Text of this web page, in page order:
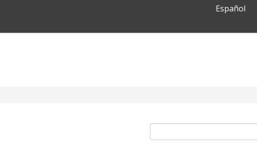
Español